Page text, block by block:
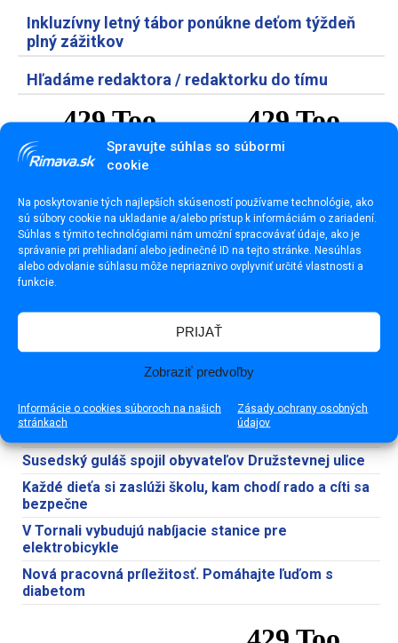
Spravujte súhlas so súbormi
cookie
Na poskytovanie tých najlepších skúseností používame technológie, ako
sú súbory cookie na ukladanie a/alebo prístup k informáciám o zariadení.
Súhlas s týmito technológiami nám umožní spracovávať údaje, ako je
správanie pri prehliadaní alebo jedinečné ID na tejto stránke. Nesúhlas
alebo odvolanie súhlasu môže nepriaznivo ovplyvniť určité vlastnosti a
funkcie.
PRIJAŤ
Zobraziť predvoľby
Informácie o cookies súboroch na našich
stránkach
Zásady ochrany osobných
údajov
Inkluzívny letný tábor ponúkne deťom týždeň
plný zážitkov
Hľadáme redaktora / redaktorku do tímu
Prehľad článkov na Rimava.sk (pondelok, 20. júl 2026)
Susedský guláš spojil obyvateľov Družstevnej ulice
Každé dieťa si zaslúži školu, kam chodí rado a cíti sa
bezpečne
V Tornali vybudujú nabíjacie stanice pre
elektrobicykle
Nová pracovná príležitosť. Pomáhajte ľuďom s
diabetom